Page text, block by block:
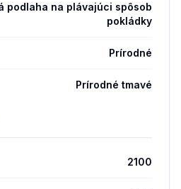
podlaha na plávajúci spôsob
pokládky
Prírodné
Prírodné tmavé
2100